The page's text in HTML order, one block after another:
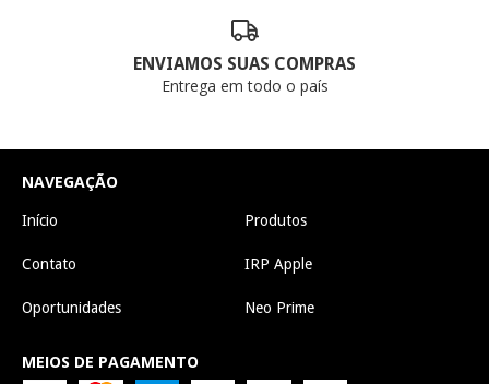
ENVIAMOS SUAS COMPRAS
Entrega em todo o país
NAVEGAÇÃO
Início Produtos
Contato IRP Apple
Oportunidades Neo Prime
MEIOS DE PAGAMENTO